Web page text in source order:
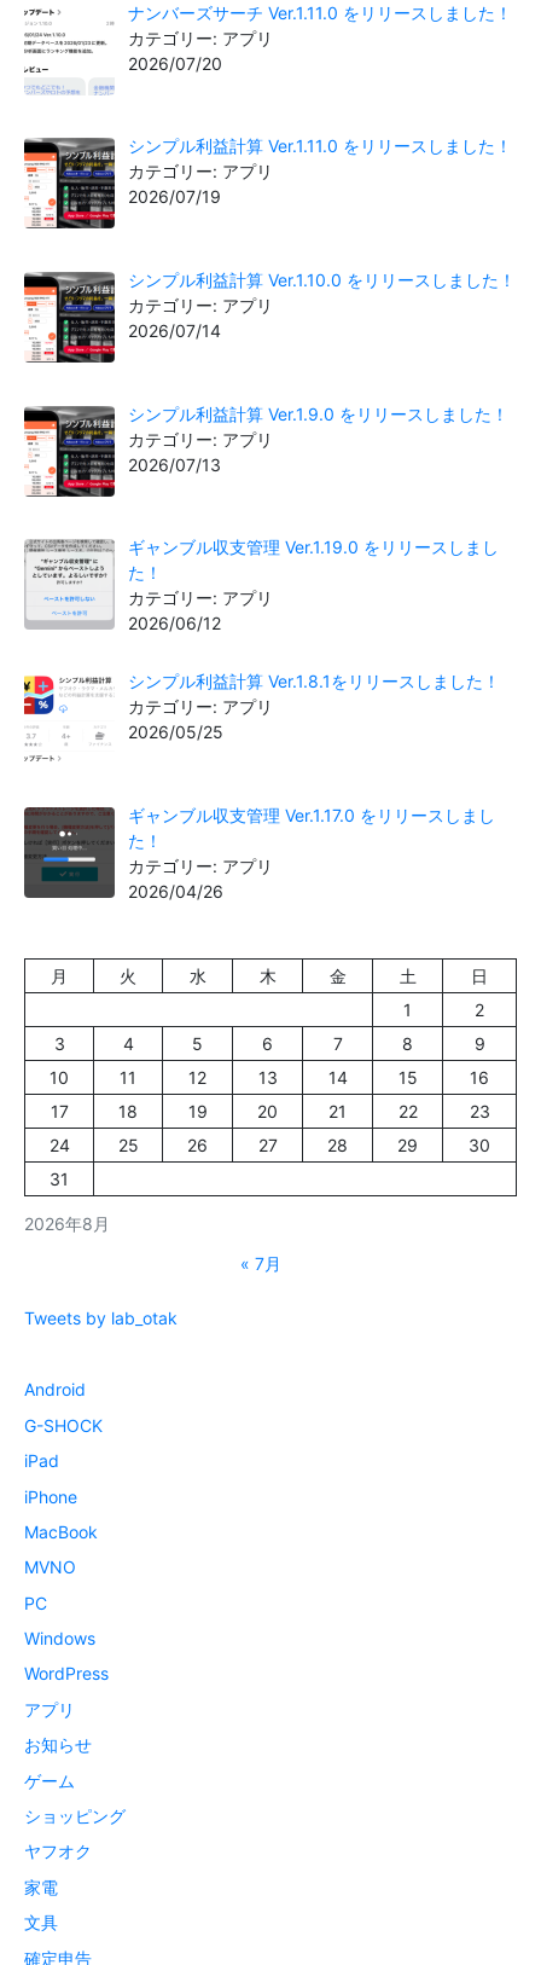
ナンバーズサーチ Ver.1.11.0 をリリースしました！
カテゴリー: アプリ
2026/07/20
シンプル利益計算 Ver.1.11.0 をリリースしました！
カテゴリー: アプリ
2026/07/19
シンプル利益計算 Ver.1.10.0 をリリースしました！
カテゴリー: アプリ
2026/07/14
シンプル利益計算 Ver.1.9.0 をリリースしました！
カテゴリー: アプリ
2026/07/13
ギャンブル収支管理 Ver.1.19.0 をリリースしまし
た！
カテゴリー: アプリ
2026/06/12
シンプル利益計算 Ver.1.8.1をリリースしました！
カテゴリー: アプリ
2026/05/25
ギャンブル収支管理 Ver.1.17.0 をリリースしまし
た！
カテゴリー: アプリ
2026/04/26
2026年8月
月 火 水 木 金 土
日
1
2
3
4 5 6 7 8
9
10
11 12 13 14 15
16
17
18 19 20 21 22
23
24
25 26 27 28 29
30
31
« 7月
Tweets by lab_otak
Android
G-SHOCK
iPad
iPhone
MacBook
MVNO
PC
Windows
WordPress
アプリ
お知らせ
ゲーム
ショッピング
ヤフオク
家電
文具
確定申告